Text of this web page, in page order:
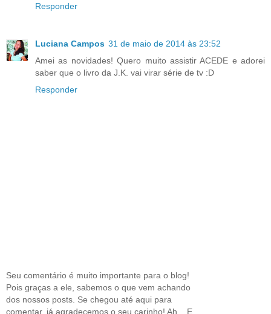
Responder
Luciana Campos 31 de maio de 2014 às 23:52
Amei as novidades! Quero muito assistir ACEDE e adorei
saber que o livro da J.K. vai virar série de tv :D
Responder
Seu comentário é muito importante para o blog!
Pois graças a ele, sabemos o que vem achando
dos nossos posts. Se chegou até aqui para
comentar, já agradecemos o seu carinho! Ah... E